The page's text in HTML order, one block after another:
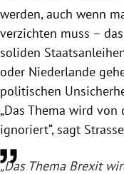
werden, auch wenn
verzichten muss –
soliden
oder Niederlande
politischen
„Das Thema wird
ignoriert“, sagt
„Das Thema Brexit